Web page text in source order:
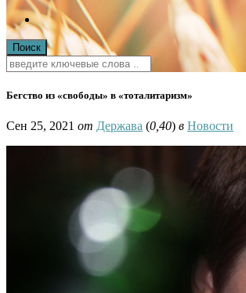
Бегство из «свободы» в «тоталитаризм»
Сен 25, 2021 от Держава (0,40) в Новости